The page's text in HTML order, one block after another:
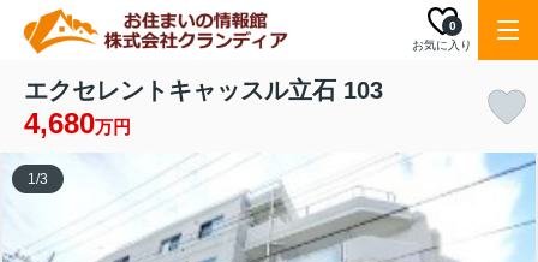
お気に入り
0
エクセレントキャッスル立石 103
4,680万円
1/3